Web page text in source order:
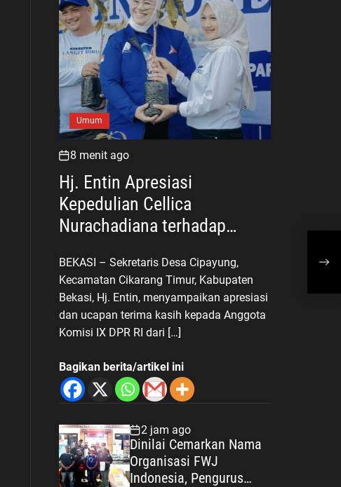
Umum
8 menit ago
Hj. Entin Apresiasi
Kepedulian Cellica
Nurachadiana terhadap
Pengembangan Wisata Desa
Cipayung
BEKASI – Sekretaris Desa Cipayung,
Kecamatan Cikarang Timur, Kabupaten
Bekasi, Hj. Entin, menyampaikan apresiasi
dan ucapan terima kasih kepada Anggota
Komisi IX DPR RI dari […]
Bagikan berita/artikel ini
2 jam ago
Dinilai Cemarkan Nama
Organisasi FWJ
Indonesia, Pengurus